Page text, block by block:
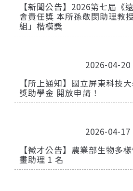
【新聞公告】2026第七屆《
會責任獎 本所孫敬閔助理教
組」楷模獎
2026-04-20
【所上通知】國立屏東科技
獎助學金 開放申請！
2026-04-17
【徵才公告】農業部生物多
畫助理 1 名